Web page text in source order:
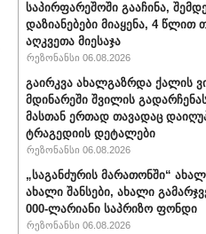
საპირფარეშოში გააჩინა,
დაზიანებები მიაყენა, 4 წლით
აღკვეთა მიესაჯა
რეზონანსი 06.08.2026
გაირკვა ახალგაზრდა ქალის
მდინარეში შვილის
მასთან ერთად თავადაც
ტრაგედიის დეტალები
რეზონანსი 06.08.2026
„საგანძურის მარათონში“
ახალი შანსები, ახალი
000-ლარიანი საპრიზო ფონდი
რეზონანსი 06.08.2026